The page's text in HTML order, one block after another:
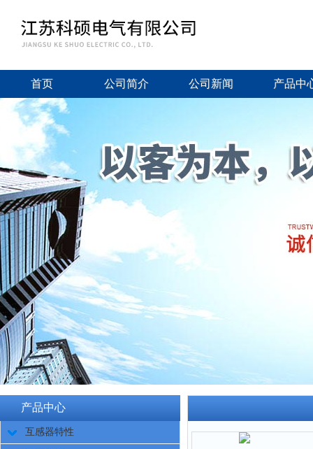
首页 公司简介 公司新闻 产品中
产品中心
互感器特性